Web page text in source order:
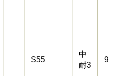
S55
中
耐3
9